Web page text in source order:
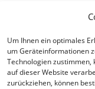
Um Ihnen ein optimales
um Geräteinformationen
Technologien zustimmen,
auf dieser Website
zurückziehen, können